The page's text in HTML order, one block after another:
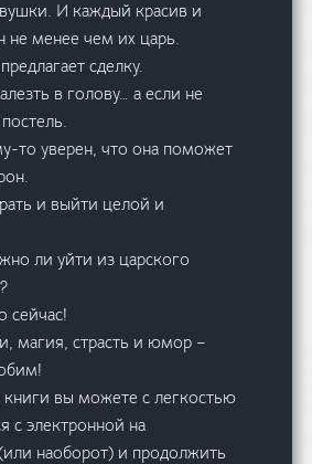
И каждый красив и
не менее чем их царь.
сделку.
в голову… а если не
то уверен, что она поможет
и выйти целой и
ли уйти из царского
сейчас!
магия, страсть и юмор –
книги вы можете с легкостью
с электронной на
наоборот) и продолжить